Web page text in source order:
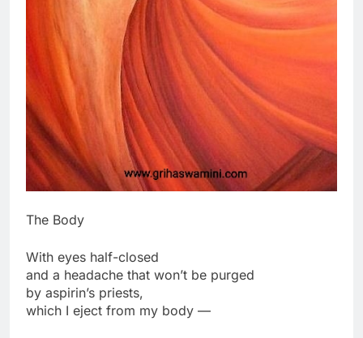
The Body
With eyes half-closed
and a headache that won’t be purged
by aspirin’s priests,
which I eject from my body —